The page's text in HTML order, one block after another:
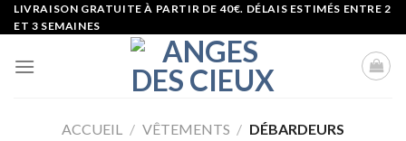
Skip
to
LIVRAISON GRATUITE À PARTIR DE 40€. DÉLAIS ESTIMÉS ENTRE 2
ET 3 SEMAINES
ACCUEIL / VÊTEMENTS / DÉBARDEURS